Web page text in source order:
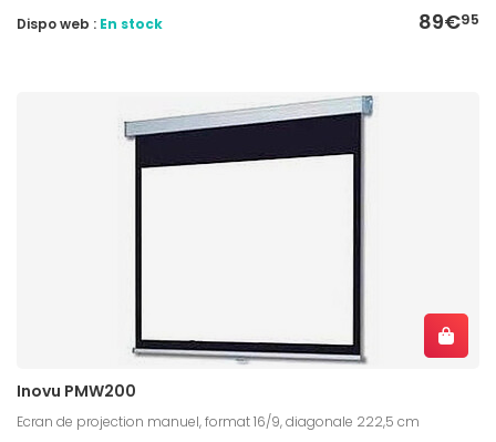
89€95
Dispo web : En stock
Inovu PMW200
Ecran de projection manuel, format 16/9, diagonale 222,5 cm